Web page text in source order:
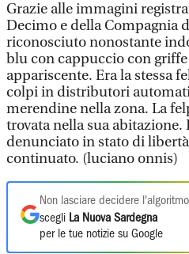
Grazie alle immagini
Decimo e della Compagnia
riconosciuto nonostante
blu con cappuccio con
appariscente. Era la stessa
colpi in distributori
merendine nella zona. La
trovata nella sua abitazione.
denunciato in stato di
continuato. (luciano onnis)
Non lasciare decidere
scegli La Nuova Sardegna
per le tue notizie su Google